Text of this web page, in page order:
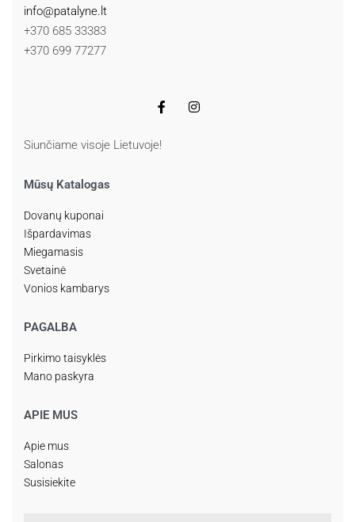
info@patalyne.lt
+370 685 33383
+370 699 77277
Siunčiame visoje Lietuvoje!
Mūsų Katalogas
Dovanų kuponai
Išpardavimas
Miegamasis
Svetainė
Vonios kambarys
PAGALBA
Pirkimo taisyklės
Mano paskyra
APIE MUS
Apie mus
Salonas
Susisiekite